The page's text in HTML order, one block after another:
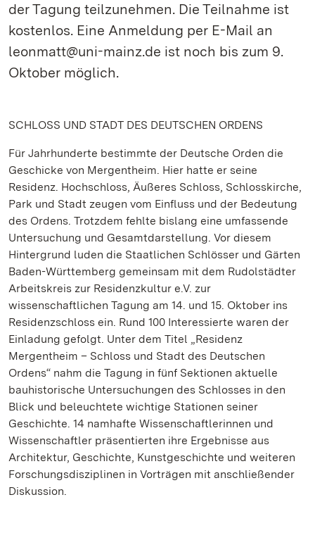
der Tagung teilzunehmen. Die Teilnahme ist
kostenlos. Eine Anmeldung per E-Mail an
leonmatt@uni-mainz.de ist noch bis zum 9.
Oktober möglich.
SCHLOSS UND STADT DES DEUTSCHEN ORDENS
Für Jahrhunderte bestimmte der Deutsche Orden die
Geschicke von Mergentheim. Hier hatte er seine
Residenz. Hochschloss, Äußeres Schloss, Schlosskirche,
Park und Stadt zeugen vom Einfluss und der Bedeutung
des Ordens. Trotzdem fehlte bislang eine umfassende
Untersuchung und Gesamtdarstellung. Vor diesem
Hintergrund luden die Staatlichen Schlösser und Gärten
Baden-Württemberg gemeinsam mit dem Rudolstädter
Arbeitskreis zur Residenzkultur e.V. zur
wissenschaftlichen Tagung am 14. und 15. Oktober ins
Residenzschloss ein. Rund 100 Interessierte waren der
Einladung gefolgt. Unter dem Titel „Residenz
Mergentheim – Schloss und Stadt des Deutschen
Ordens“ nahm die Tagung in fünf Sektionen aktuelle
bauhistorische Untersuchungen des Schlosses in den
Blick und beleuchtete wichtige Stationen seiner
Geschichte. 14 namhafte Wissenschaftlerinnen und
Wissenschaftler präsentierten ihre Ergebnisse aus
Architektur, Geschichte, Kunstgeschichte und weiteren
Forschungsdisziplinen in Vorträgen mit anschließender
Diskussion.